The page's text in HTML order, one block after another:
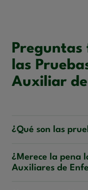
Preguntas
las
Auxiliar
¿Qué son las
¿Merece la pena
Auxiliares de